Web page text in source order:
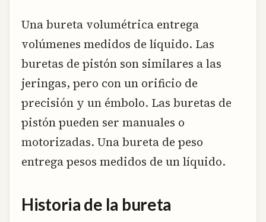
Una bureta volumétrica entrega
volúmenes medidos de líquido. Las
buretas de pistón son similares a las
jeringas, pero con un orificio de
precisión y un émbolo. Las buretas de
pistón pueden ser manuales o
motorizadas. Una bureta de peso
entrega pesos medidos de un líquido.
Historia de la bureta